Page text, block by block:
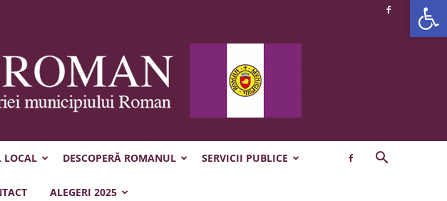
LOCAL DESCOPERĂ ROMANUL SERVICII PUBLICE
ALEGERI 2025